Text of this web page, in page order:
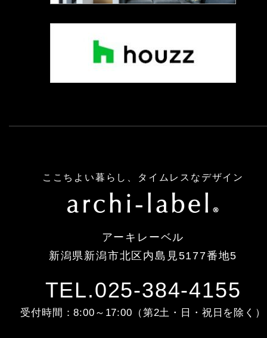
ここちよい暮らし、タイムレスなデザイン
アーキレーベル
新潟県新潟市北区内島見5177番地5
TEL.025-384-4155
受付時間：8:00～17:00（第2土・日・祝日を除く）